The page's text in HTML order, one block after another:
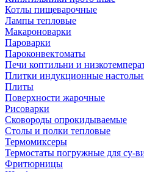
Котлы пищеварочные
Лампы тепловые
Макароноварки
Пароварки
Пароконвектоматы
Печи коптильни и
Плитки индукционные
Плиты
Поверхности жарочные
Рисоварки
Сковороды опрокидываемые
Столы и полки тепловые
Термомиксеры
Термостаты погружные для су-
Фритюрницы